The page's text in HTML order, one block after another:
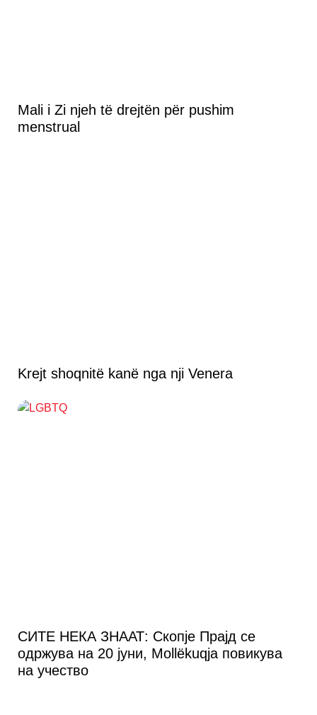
Mali i Zi njeh të drejtën për pushim
menstrual
Krejt shoqnitë kanë nga nji Venera
СИТЕ НЕКА ЗНААТ: Скопје Прајд се
одржува на 20 јуни, Mollëkuqja повикува
на учество